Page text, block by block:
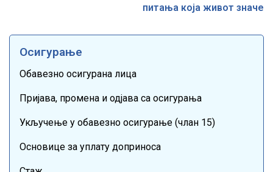
питања која живот значе
Осигурање
Обавезно осигурана лица
Пријава, промена и одјава са осигурања
Укључење у обавезно осигурање (члан 15)
Основице за уплату доприноса